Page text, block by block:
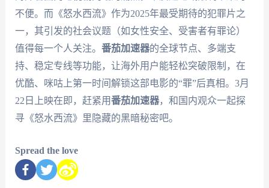
不便。而《怒水西流》作为2025年最受期待的犯罪片之
一，其引发的社会议题（如女性安全、受害者有罪论）
值得每一个人关注。 番茄加速器的全球节点、多端支
持、稳定专线等功能，让海外用户能轻松突破限制，在
优酷、咪咕上第一时间解锁这部电影的“罪”后真相。3月
22日上映在即，赶紧用番茄加速器，和国内观众一起探
寻《怒水西流》里隐藏的黑暗秘密吧。
Spread the love